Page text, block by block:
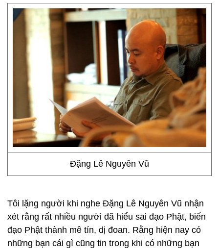
Đặng Lê Nguyên Vũ
Tôi lặng người khi nghe Đặng Lê Nguyên Vũ nhận
xét rằng rất nhiều người đã hiểu sai đạo Phật, biến
đạo Phật thành mê tín, dị đoan. Rằng hiện nay có
những bạn cái gì cũng tin trong khi có những bạn